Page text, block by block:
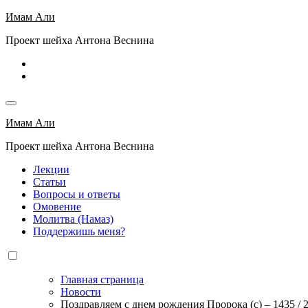
Перейти
содержимому
Имам Али
Проект шейха Антона Веснина
Имам Али
Проект шейха Антона Веснина
Лекции
Статьи
Вопросы и ответы
Омовение
Молитва (Намаз)
Поддержишь меня?
Главная страница
Новости
Поздравляем с днем рождения Пророка (с) – 1435 /